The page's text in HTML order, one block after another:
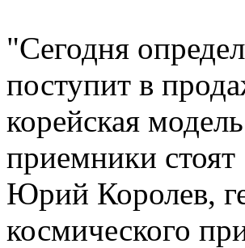
"Сегодня
поступит в
корейская
приемники стоят
Юрий Королев,
космического